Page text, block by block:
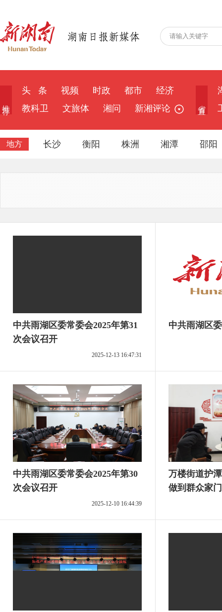
头 条 视频 时政 都市
经济
教科卫
文旅体 湘问 新湘评论
地方 长沙 衡阳 株洲 湘潭 邵阳
中共雨湖区委常委会2025年第31
次会议召开
2025-12-13 16:47:31
中共雨湖区
中共雨湖区委常委会2025年第30
次会议召开
2025-12-10 16:44:39
万楼街道护
做到群众家